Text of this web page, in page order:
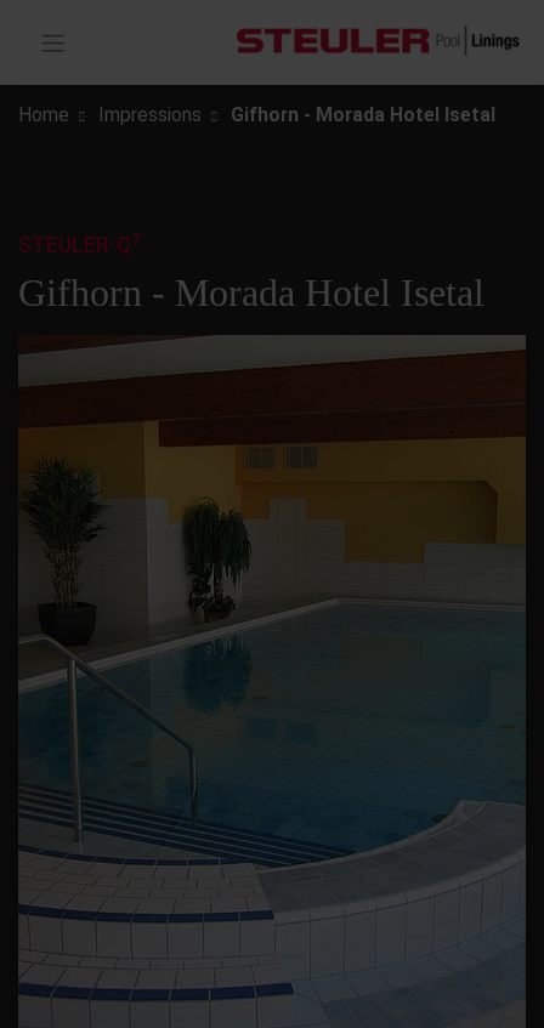
Home Impressions Gifhorn - Morada Hotel Isetal
Gifhorn - Morada Hotel Isetal
STEULER-Q7